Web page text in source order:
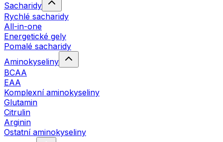
Sacharidy
Rychlé sacharidy
All-in-one
Energetické gely
Pomalé sacharidy
Aminokyseliny
BCAA
EAA
Komplexní aminokyseliny
Glutamin
Citrulin
Arginin
Ostatní aminokyseliny